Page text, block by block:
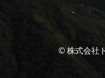
© 株式会社